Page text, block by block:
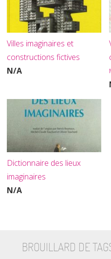
Villes imaginaires et
constructions fictives
N/A
Dictionnaire des lieux
imaginaires
N/A
BROUILLARD DE